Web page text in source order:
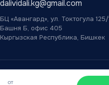
от
dalividali.kg@gmail.com
БЦ «Авангард», ул. Токтогула 125/
Башня Б, офис 405
Кыргызская Республика, Бишкек
© 2026 «Дали Видали» —